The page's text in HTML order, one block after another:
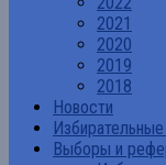
2021
2020
2019
2018
Новости
Выборы и